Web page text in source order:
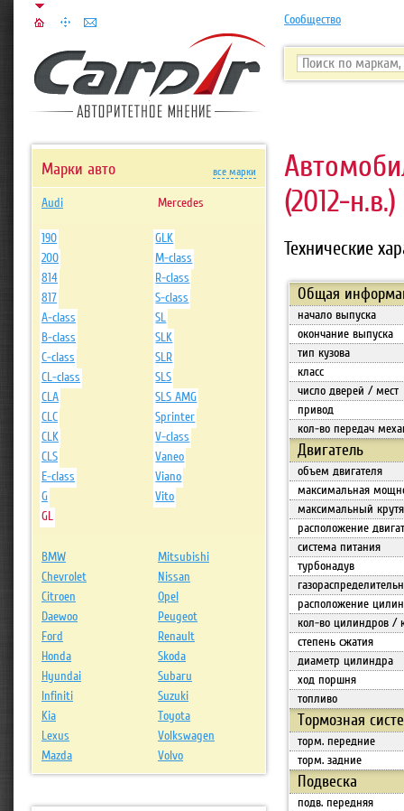
Сообщество
(2012-н.в.)
Технические
Общая
начало выпуска
окончание выпуска
тип кузова
класс
число дверей / мест
привод
кол-во передач
Двигатель
объем двигателя
максимальная
максимальный
расположение
система питания
турбонадув
расположение
кол-во цилиндров /
степень сжатия
диаметр цилиндра
ход поршня
топливо
Тормозная
торм. передние
торм. задние
Подвеска
подв. передняя
Марки авто все марки
Audi Mercedes
190
200
814
817
A-class
B-class
C-class
CL-class
CLA
CLC
CLK
CLS
E-class
G
GL
GLK
M-class
R-class
S-class
SL
SLK
SLR
SLS
SLS AMG
Sprinter
V-class
Vaneo
Viano
Vito
BMW
Mitsubishi
Chevrolet
Nissan
Citroen
Opel
Daewoo
Peugeot
Ford
Renault
Honda
Skoda
Hyundai
Subaru
Infiniti
Suzuki
Kia
Toyota
Lexus
Volkswagen
Mazda
Volvo